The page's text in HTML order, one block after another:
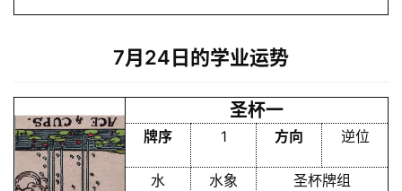
7月24日的学业运势
圣杯一
牌序 1 方向 逆位
水 水象 圣杯牌组